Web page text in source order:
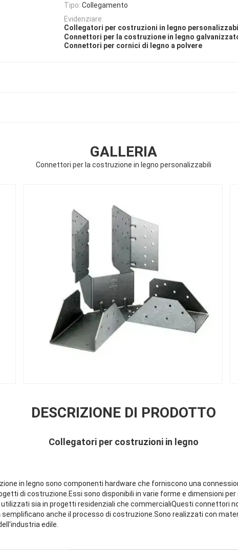
Tipo: Collegamento
Evidenziare:
Collegatori per costruzioni in legno
Connettori per la costruzione in legno
Connettori per cornici di legno a polvere
GALLERIA
Connettori per la costruzione in legno personalizzabili
DESCRIZIONE DI PRODOTTO
Collegatori per costruzioni in legno
in legno sono componenti hardware che forniscono una
di costruzione.Essi sono disponibili in varie forme e dimensioni
sia in progetti residenziali che commercialiQuesti connettori
anche il processo di costruzione.Sono realizzati con
edile.